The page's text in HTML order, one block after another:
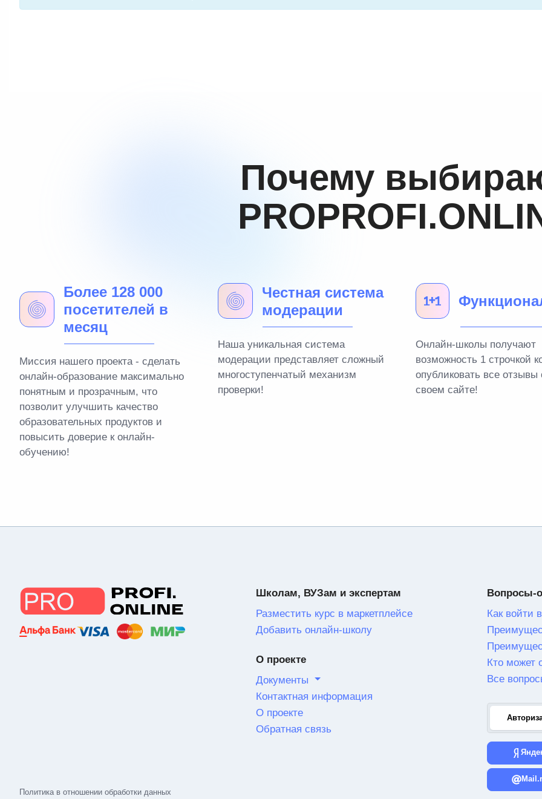
Почему
Более 128 000
посетителей в
месяц
Миссия нашего проекта - сделать
онлайн-образование максимально
понятным и прозрачным, что
позволит улучшить качество
образовательных продуктов и
повысить доверие к онлайн-
обучению!
Честная система
модерации
Наша уникальная система
модерации представляет сложный
многоступенчатый механизм
проверки!
Онлайн-школы получают
возможность 1 строчкой
опубликовать все отзывы
своем сайте!
Политика в отношении обработки данных
Школам, ВУЗам и экспертам
Разместить курс в маркетплейсе
Добавить онлайн-школу
О проекте
Документы
Контактная информация
О проекте
Обратная связь
Вопросы-
Как войти
Кто может
Все